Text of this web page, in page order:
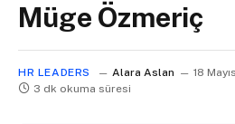
Müge Özmeriç
HR LEADERS Alara Aslan
18
3 dk okuma süresi